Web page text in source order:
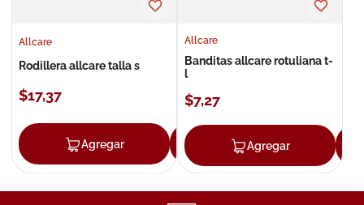
Allcare
Rodillera allcare talla s
$17,37
Agregar Agregar
Allcare
Banditas allcare rotuliana t-
l
$7,27
Agregar